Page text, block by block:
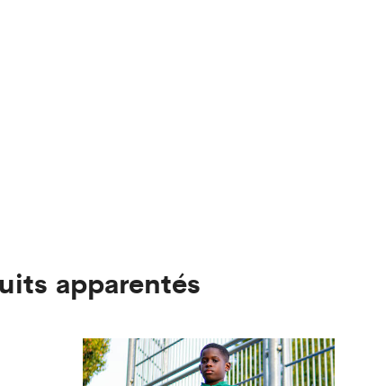
apparentés